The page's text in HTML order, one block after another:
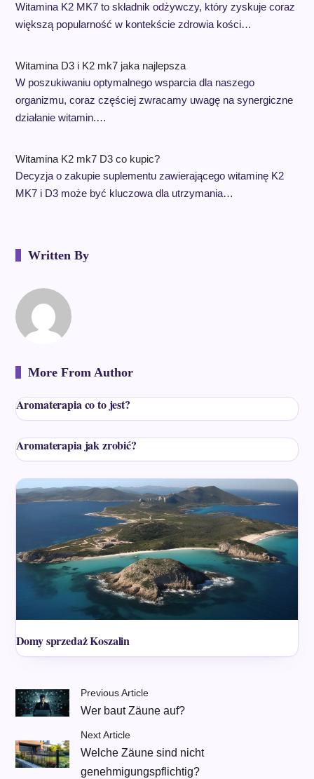
Witamina K2 MK7 to składnik odżywczy, który zyskuje coraz
większą popularność w kontekście zdrowia kości…
Witamina D3 i K2 mk7 jaka najlepsza
W poszukiwaniu optymalnego wsparcia dla naszego
organizmu, coraz częściej zwracamy uwagę na synergiczne
działanie witamin.…
Witamina K2 mk7 D3 co kupic?
Decyzja o zakupie suplementu zawierającego witaminę K2
MK7 i D3 może być kluczowa dla utrzymania…
Written By
More From Author
Aromaterapia co to jest?
Aromaterapia jak zrobić?
Domy sprzedaż Koszalin
Previous Article
Wer baut Zäune auf?
Next Article
Welche Zäune sind nicht
genehmigungspflichtig?